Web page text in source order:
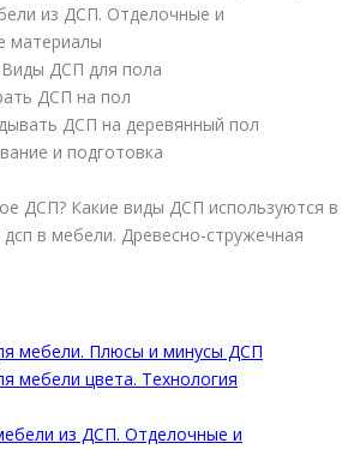
из ДСП. Отделочные и
материалы
ДСП для пола
ДСП на пол
ДСП на деревянный пол
и подготовка
ДСП? Какие виды ДСП используются в
в мебели. Древесно-стружечная
мебели. Плюсы и минусы ДСП
мебели цвета. Технология
из ДСП. Отделочные и